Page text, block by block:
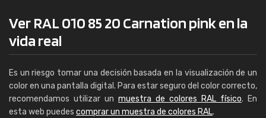
Ver RAL 010 85 20 Carnation pink en la
vida real
Es un riesgo tomar una decisión basada en la visualización de un
color en una pantalla digital. Para estar seguro del color correcto,
recomendamos utilizar un muestra de colores RAL físico. En
esta web puedes comprar un muestra de colores RAL.